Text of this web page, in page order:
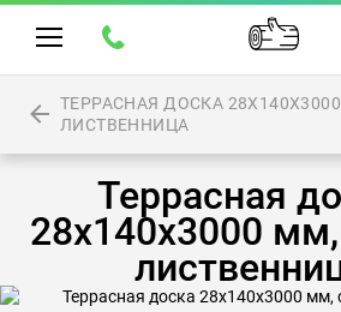
ТЕРРАСНАЯ ДОСКА
ЛИСТВЕННИЦА
Террасная
28х140х3000